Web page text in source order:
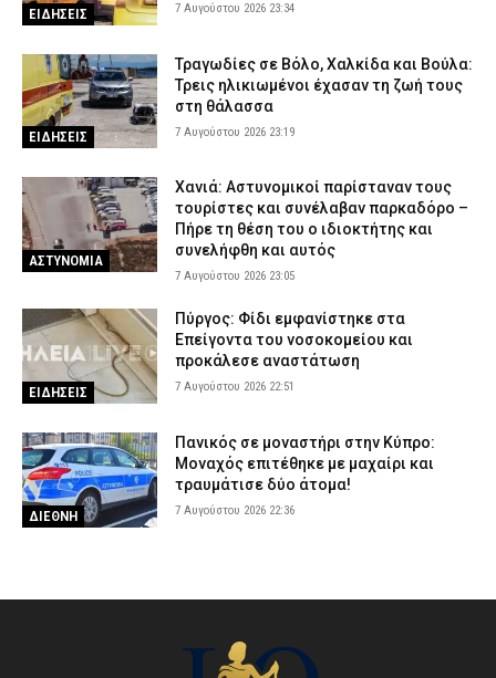
ΕΙΔΗΣΕΙΣ 7 Αυγούστου 2026 23:34
ΕΙΔΗΣΕΙΣ
Τραγωδίες σε Βόλο, Χαλκίδα και Βούλα:
Τρεις ηλικιωμένοι έχασαν τη ζωή τους
στη θάλασσα
7 Αυγούστου 2026 23:19
ΑΣΤΥΝΟΜΙΑ
Χανιά: Αστυνομικοί παρίσταναν τους
τουρίστες και συνέλαβαν παρκαδόρο –
Πήρε τη θέση του ο ιδιοκτήτης και
συνελήφθη και αυτός
7 Αυγούστου 2026 23:05
ΕΙΔΗΣΕΙΣ
Πύργος: Φίδι εμφανίστηκε στα
Επείγοντα του νοσοκομείου και
προκάλεσε αναστάτωση
7 Αυγούστου 2026 22:51
ΔΙΕΘΝΗ
Πανικός σε μοναστήρι στην Κύπρο:
Μοναχός επιτέθηκε με μαχαίρι και
τραυμάτισε δύο άτομα!
7 Αυγούστου 2026 22:36